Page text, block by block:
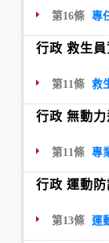
第16條 專
行政 救生
第11條 救
行政 無動
第11條 專
行政 運動
第13條 運